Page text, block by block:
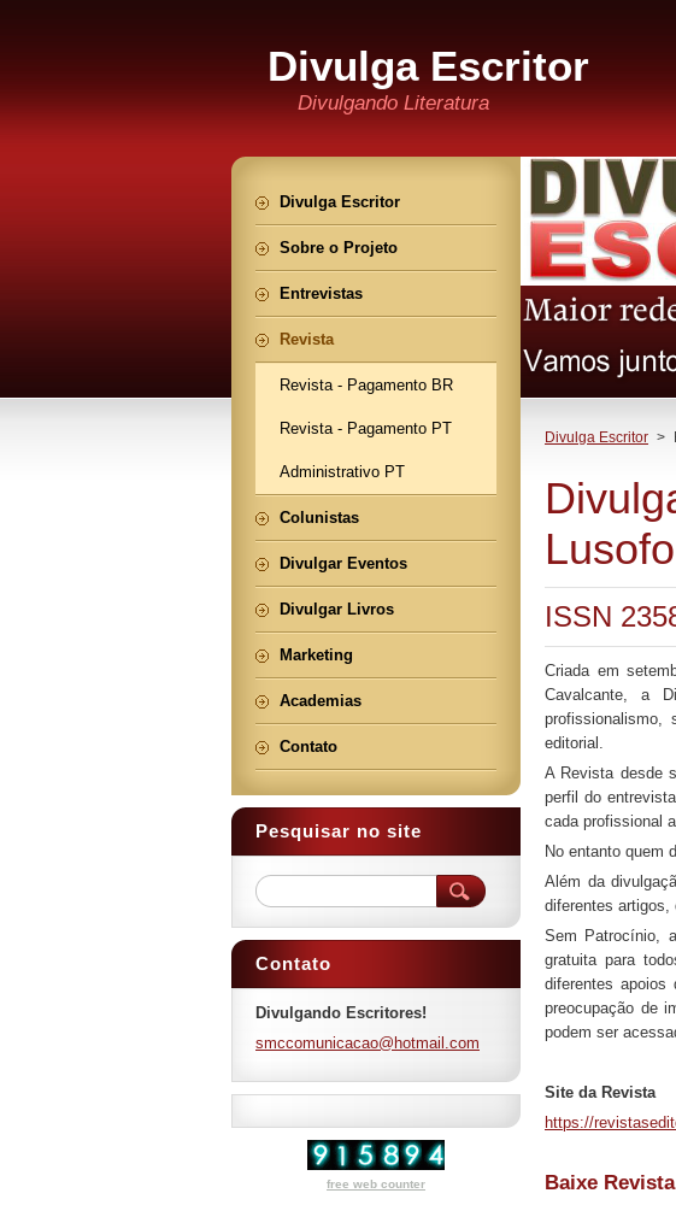
Divulga Escritor
Divulgando Literatura
Divulga Escritor >
ISSN
Criada em
Cavalcante, a
profissionalismo,
editorial.
A Revista desde
perfil do
cada profissional
No entanto quem
Além da
diferentes
Sem Patrocínio,
gratuita para
diferentes apoios
preocupação de
podem ser
Site da Revista
https://
Baixe
Divulga Escritor
Sobre o Projeto
Entrevistas
Revista
Revista - Pagamento BR
Revista - Pagamento PT
Administrativo PT
Colunistas
Divulgar Eventos
Divulgar Livros
Marketing
Academias
Contato
Pesquisar no site
Contato
Divulgando Escritores!
smccomunicacao@hotmail.com
free web counter